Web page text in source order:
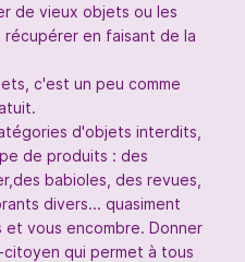
de vieux objets ou les
en faisant de la
c'est un peu comme
d'objets interdits,
de produits : des
babioles, des revues,
divers... quasiment
vous encombre. Donner
qui permet à tous